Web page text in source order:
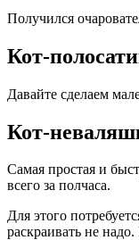
Получился
Кот-
Давайте сделаем
Кот-
Самая простая и
всего за полчаса.
Для этого
раскраивать не